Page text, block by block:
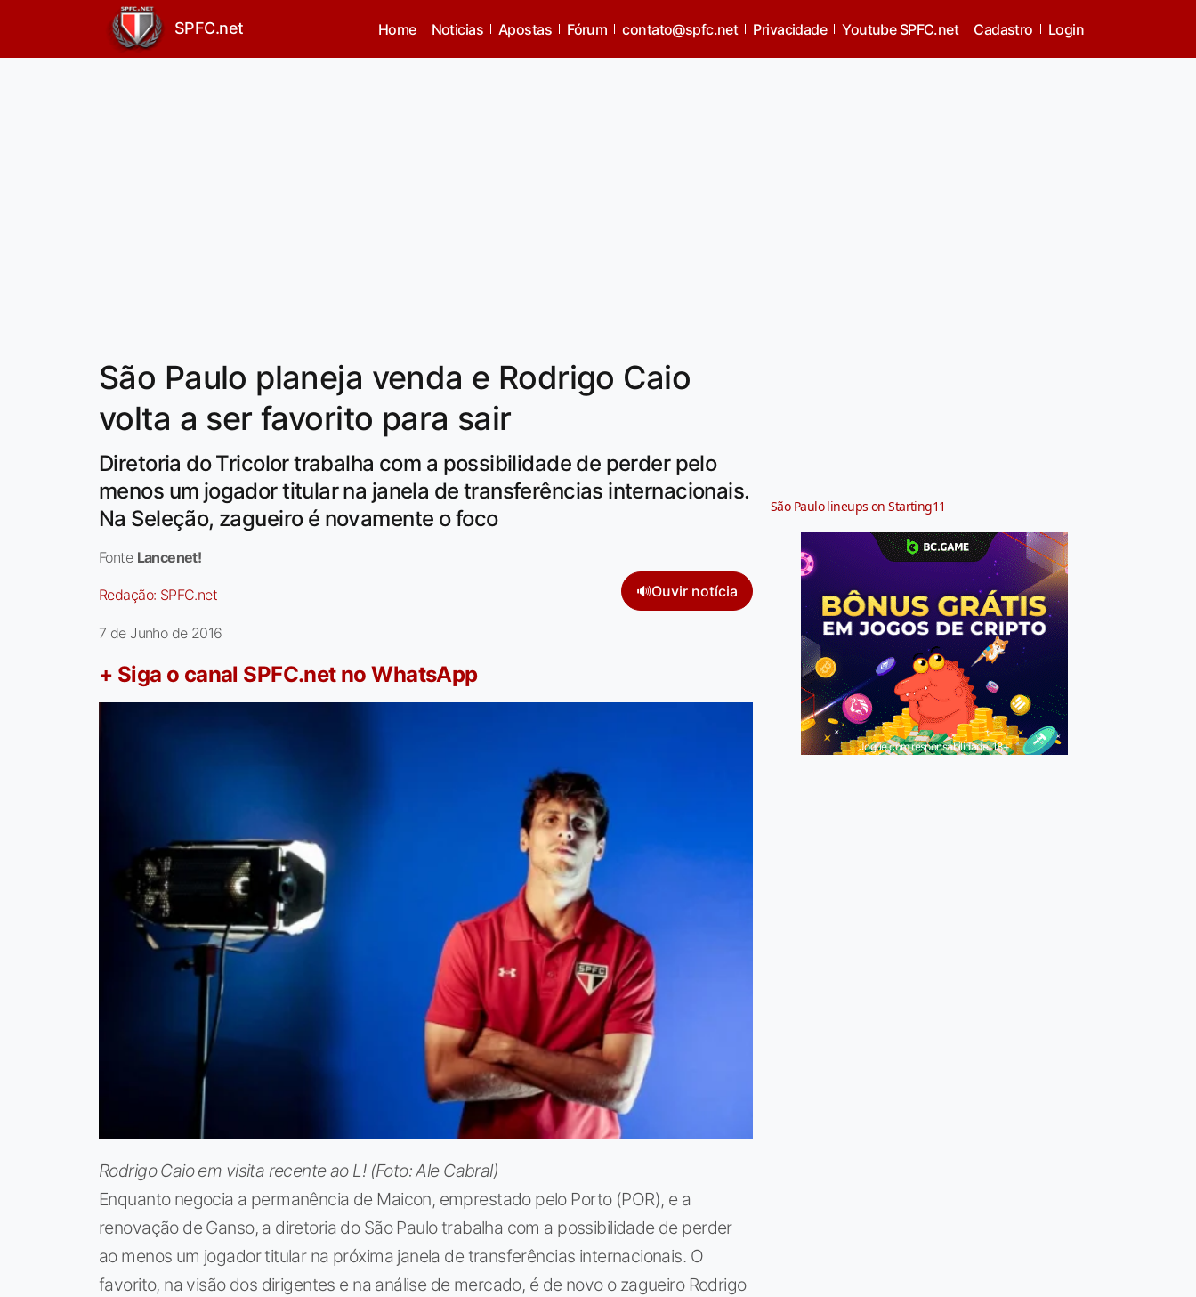
SPFC.net Home Noticias Apostas Fórum contato@spfc.net Privacidade Youtube SPFC.net Cadastro Login
São Paulo planeja venda e Rodrigo Caio
volta a ser favorito para sair
Diretoria do Tricolor trabalha com a possibilidade de perder pelo
menos um jogador titular na janela de transferências internacionais.
Na Seleção, zagueiro é novamente o foco
Fonte Lancenet!
Redação: SPFC.net 🔊Ouvir notícia
7 de Junho de 2016
+ Siga o canal SPFC.net no WhatsApp
Rodrigo Caio em visita recente ao L! (Foto: Ale Cabral)
Enquanto negocia a permanência de Maicon, emprestado pelo Porto (POR), e a
renovação de Ganso, a diretoria do São Paulo trabalha com a possibilidade de perder
ao menos um jogador titular na próxima janela de transferências internacionais. O
favorito, na visão dos dirigentes e na análise de mercado, é de novo o zagueiro Rodrigo
São Paulo lineups on Starting11
Jogue com responsabilidade. 18+